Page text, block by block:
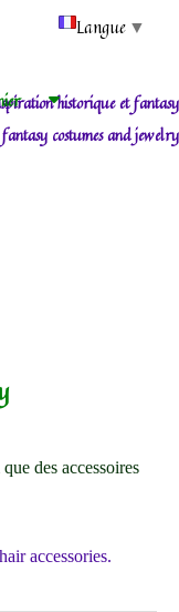
historique et fantasy
costumes and jewelry
des accessoires
accessories.
Langue ▼